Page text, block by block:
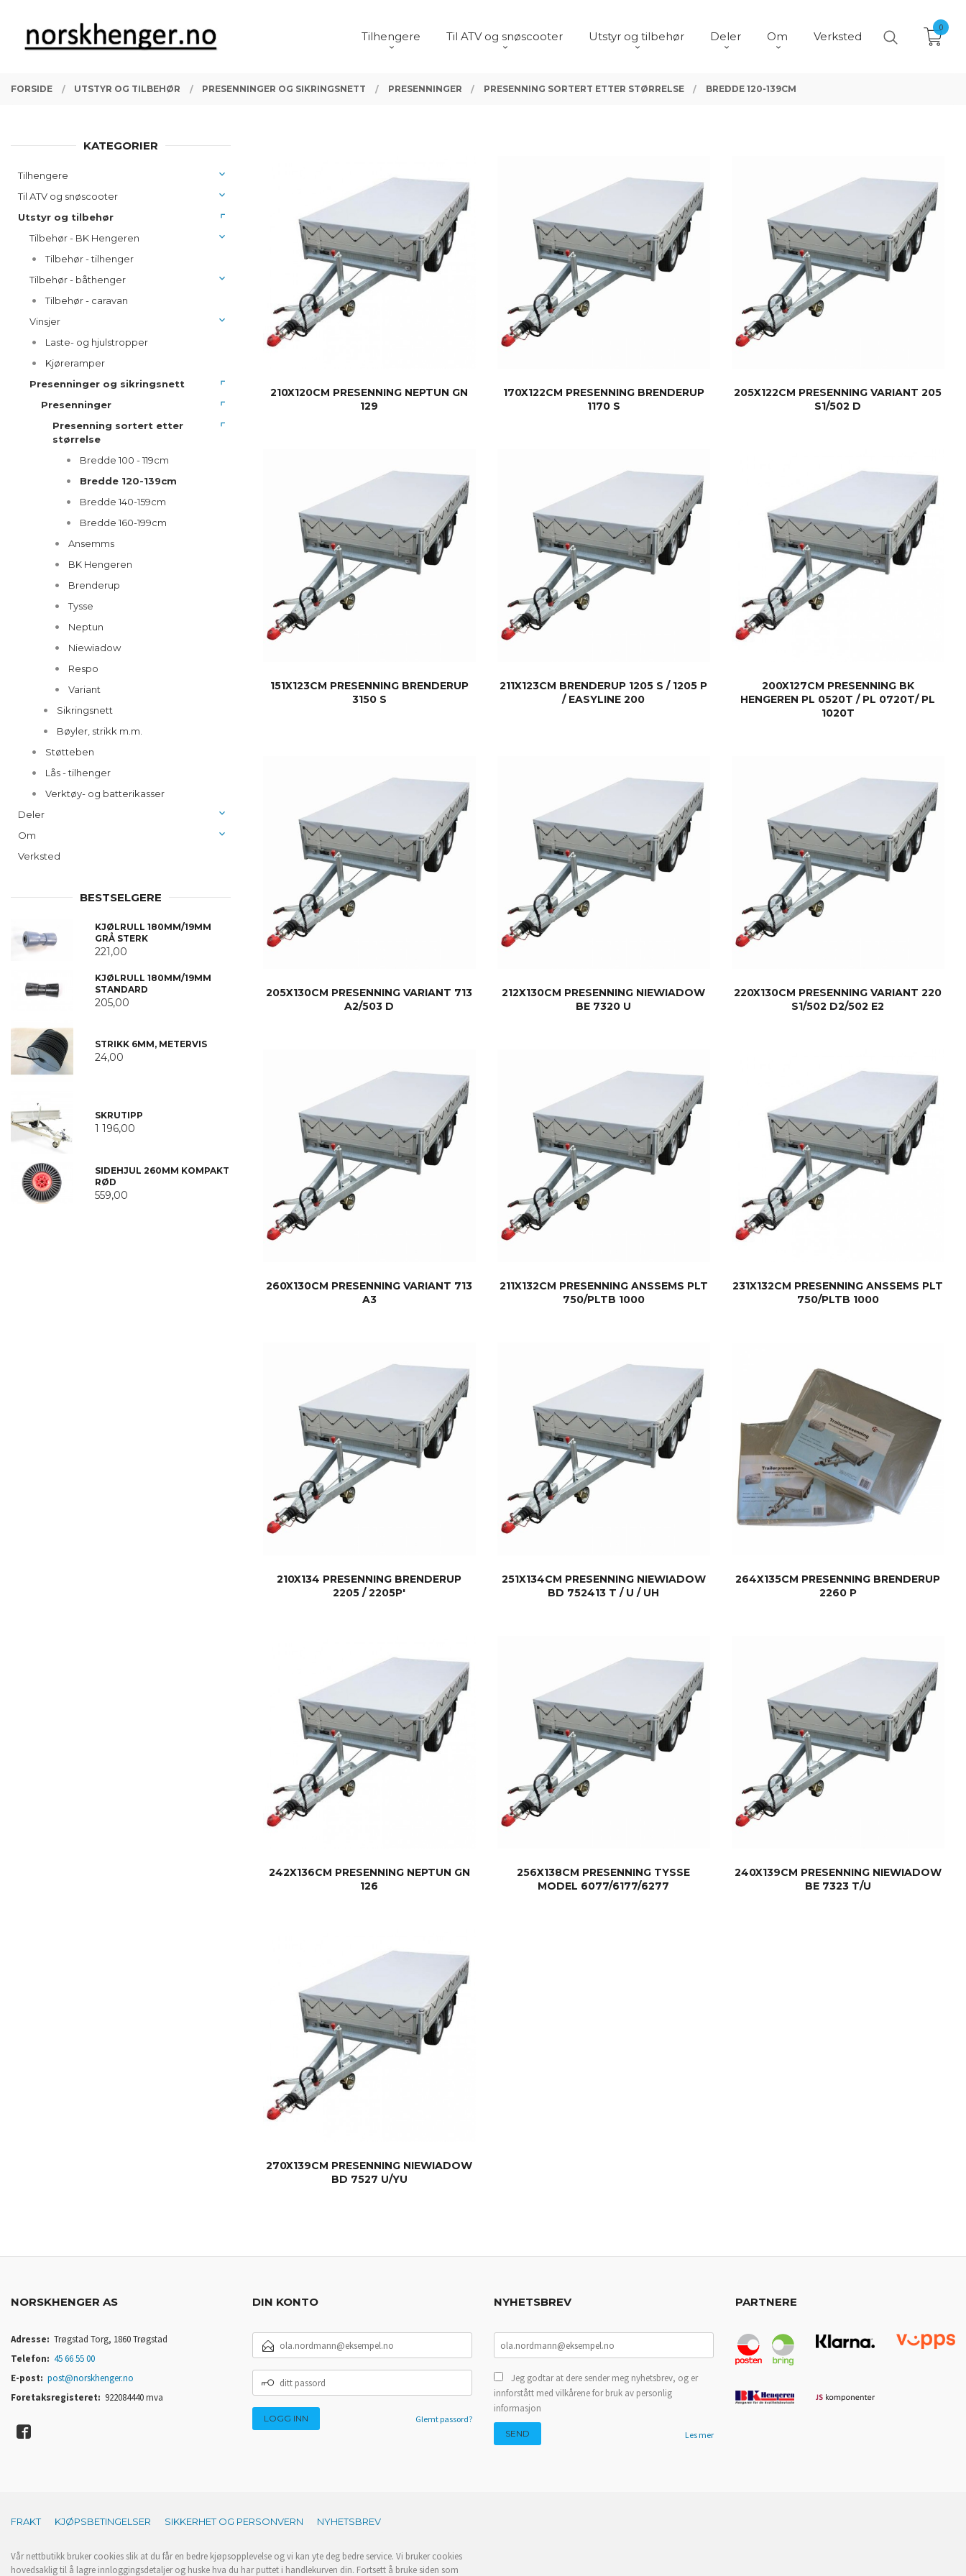
innholdet
PRODUKTER
Tilhengere Til ATV og snøscooter Utstyr og tilbehør Deler Om Verksted
0
FORSIDE UTSTYR OG TILBEHØR PRESENNINGER OG SIKRINGSNETT PRESENNINGER PRESENNING SORTERT ETTER STØRRELSE BREDDE 120-139CM
210X120CM PRESENNING NEPTUN GN
129
170X122CM PRESENNING BRENDERUP
1170 S
205X122CM PRESENNING VARIANT 205
S1/502 D
151X123CM PRESENNING BRENDERUP
3150 S
211X123CM BRENDERUP 1205 S / 1205 P
/ EASYLINE 200
200X127CM PRESENNING BK
HENGEREN PL 0520T / PL 0720T/ PL
1020T
205X130CM PRESENNING VARIANT 713
A2/503 D
212X130CM PRESENNING NIEWIADOW
BE 7320 U
220X130CM PRESENNING VARIANT 220
S1/502 D2/502 E2
260X130CM PRESENNING VARIANT 713
A3
211X132CM PRESENNING ANSSEMS PLT
750/PLTB 1000
231X132CM PRESENNING ANSSEMS PLT
750/PLTB 1000
210X134 PRESENNING BRENDERUP
2205 / 2205P'
251X134CM PRESENNING NIEWIADOW
BD 752413 T / U / UH
264X135CM PRESENNING BRENDERUP
2260 P
242X136CM PRESENNING NEPTUN GN
126
256X138CM PRESENNING TYSSE
MODEL 6077/6177/6277
240X139CM PRESENNING NIEWIADOW
BE 7323 T/U
270X139CM PRESENNING NIEWIADOW
BD 7527 U/YU
KATEGORIER
Tilhengere
Til ATV og snøscooter
Utstyr og tilbehør
Tilbehør - BK Hengeren
Tilbehør - tilhenger
Tilbehør - båthenger
Tilbehør - caravan
Vinsjer
Laste- og hjulstropper
Kjøreramper
Presenninger og sikringsnett
Presenninger
Presenning sortert etter
størrelse
Bredde 100 - 119cm
Bredde 120-139cm
Bredde 140-159cm
Bredde 160-199cm
Ansemms
BK Hengeren
Brenderup
Tysse
Neptun
Niewiadow
Respo
Variant
Sikringsnett
Bøyler, strikk m.m.
Støtteben
Lås - tilhenger
Verktøy- og batterikasser
Deler
Om
Verksted
BESTSELGERE
KJØLRULL 180MM/19MM
GRÅ STERK
221,00
KJØLRULL 180MM/19MM
STANDARD
205,00
STRIKK 6MM, METERVIS
24,00
SKRUTIPP
1 196,00
SIDEHJUL 260MM KOMPAKT
RØD
559,00
NORSKHENGER AS
Adresse: Trøgstad Torg, 1860 Trøgstad
Telefon: 45 66 55 00
E-post: post@norskhenger.no
Foretaksregisteret: 922084440 mva
DIN KONTO
POSTADRESSE
PASSORD
Glemt passord?
NYHETSBREV
Jeg godtar at dere sender meg nyhetsbrev, og er
innforstått med vilkårene for bruk av personlig
informasjon
Les mer
PARTNERE
FRAKT KJØPSBETINGELSER SIKKERHET OG PERSONVERN NYHETSBREV
Vår nettbutikk bruker cookies slik at du får en bedre kjøpsopplevelse og vi kan yte deg bedre service. Vi bruker cookies
hovedsaklig til å lagre innloggingsdetaljer og huske hva du har puttet i handlekurven din. Fortsett å bruke siden som